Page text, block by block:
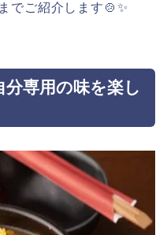
でご紹介します🍲✨
専用の味を楽し